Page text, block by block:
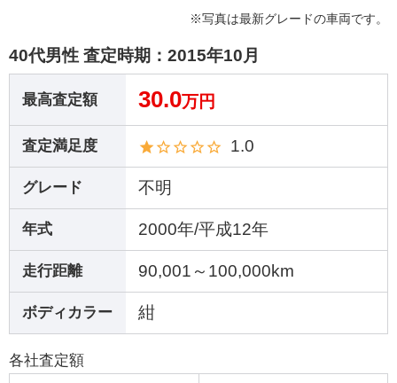
※写真は最新グレードの車両です。
40代男性 査定時期： 2015年10月
最高査定額 30.0万円
査定満足度 1.0
グレード 不明
年式 2000年/平成12年
走行距離 90,001～100,000km
ボディカラー 紺
各社査定額